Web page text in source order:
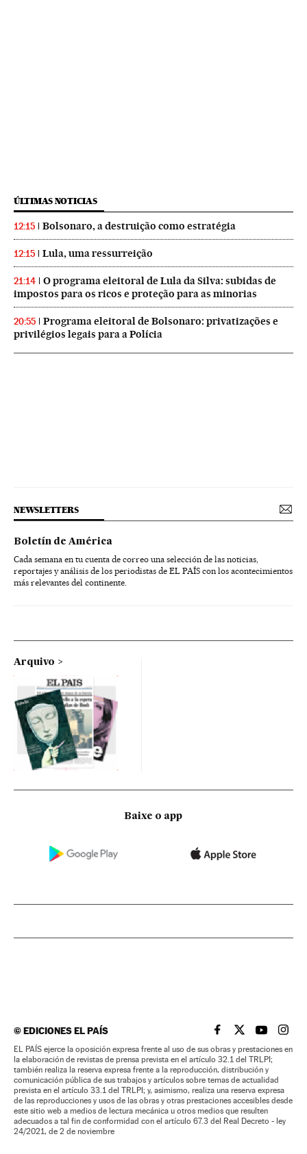
ÚLTIMAS NOTICIAS
12:15 Bolsonaro, a destruição como estratégia
12:15 Lula, uma ressurreição
21:14
O programa eleitoral de Lula da Silva: subidas de
impostos para os ricos e proteção para as minorias
20:55
Programa eleitoral de Bolsonaro: privatizações e
privilégios legais para a Polícia
NEWSLETTERS
Boletín de América
Cada semana en tu cuenta de correo una selección de las noticias,
reportajes y análisis de los periodistas de EL PAÍS con los acontecimientos
más relevantes del continente.
Arquivo
Baixe o app
©EDICIONES EL PAÍS EL PAÍS BRASIL EN
EL PAÍSEL PAÍS
EL
EL PAÍS ejerce la oposición expresa frente al uso de sus obras y prestaciones en
la elaboración de revistas de prensa prevista en el artículo 32.1 del TRLPI;
también realiza la reserva expresa frente a la reproducción, distribución y
comunicación pública de sus trabajos y artículos sobre temas de actualidad
prevista en el artículo 33.1 del TRLPI; y, asimismo, realiza una reserva expresa
de las reproducciones y usos de las obras y otras prestaciones accesibles desde
este sitio web a medios de lectura mecánica u otros medios que resulten
adecuados a tal fin de conformidad con el artículo 67.3 del Real Decreto - ley
24/2021, de 2 de noviembre